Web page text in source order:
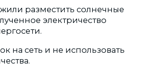
разместить солнечные
электричество
на сеть и не использовать